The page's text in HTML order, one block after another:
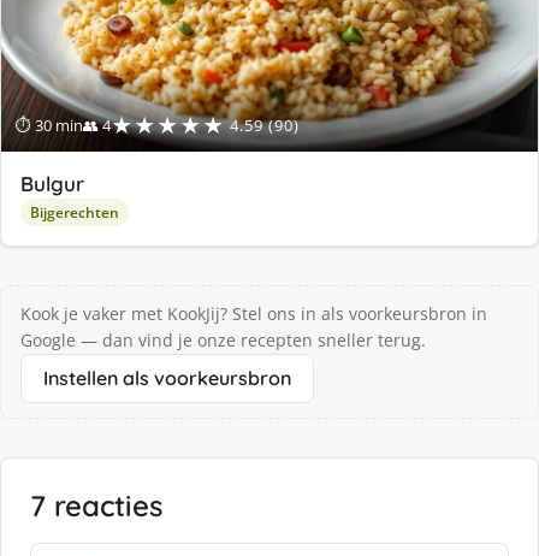
⏱ 30 min👥 4★★★★★ 4.59 (90)
Bulgur
Bijgerechten
Kook je vaker met KookJij? Stel ons in als voorkeursbron in
Google — dan vind je onze recepten sneller terug.
Instellen als voorkeursbron
7 reacties